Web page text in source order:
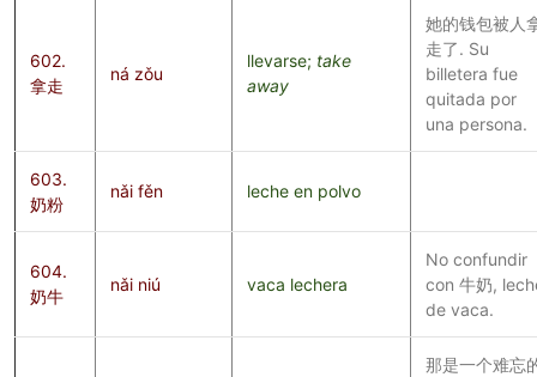
602.
拿走
ná zǒu
llevarse; take
away
她的钱包被人
走了. Su
billetera fue
quitada por
una persona.
603.
奶粉
nǎi fěn leche en polvo
604.
奶牛
nǎi niú vaca lechera
No confundir
con 牛奶,
de vaca.
那是一个难忘